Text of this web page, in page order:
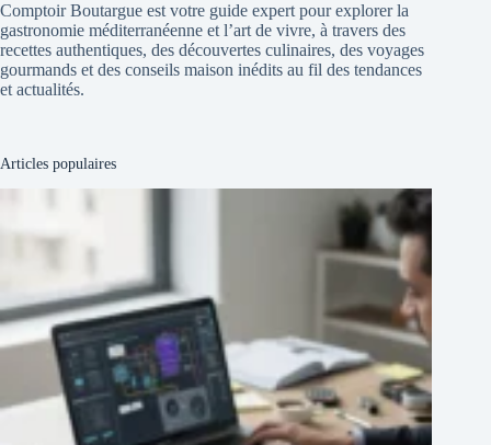
Comptoir Boutargue est votre guide expert pour explorer la
gastronomie méditerranéenne et l’art de vivre, à travers des
recettes authentiques, des découvertes culinaires, des voyages
gourmands et des conseils maison inédits au fil des tendances
et actualités.
Articles populaires